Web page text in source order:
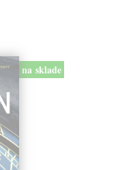
na sklade